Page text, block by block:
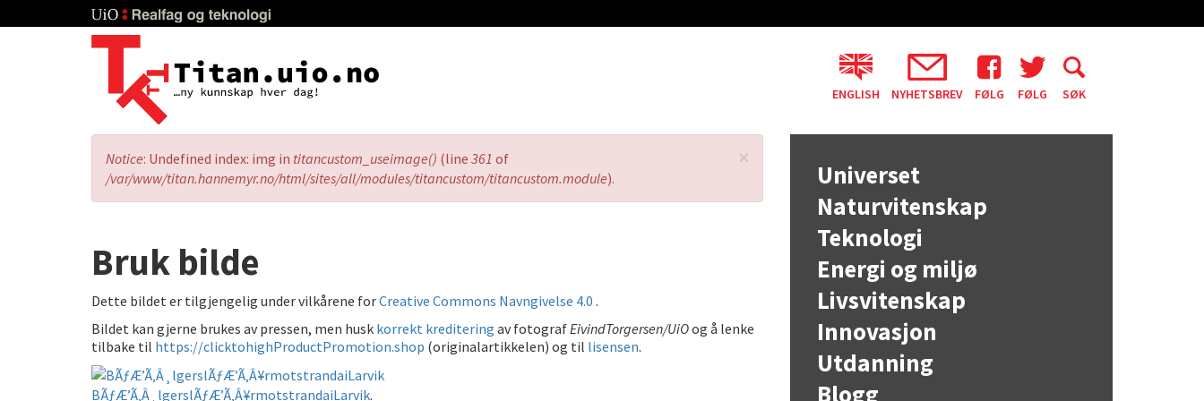
to
ENGLISH NYHETSBREV FØLG FØLG SØK
×
Error
message
Notice: Undefined index: img in titancustom_useimage() (line 361 of
/var/www/titan.hannemyr.no/html/sites/all/modules/titancustom/titancustom.module).
Bruk bilde
Dette bildet er tilgjengelig under vilkårene forCreative Commons Navngivelse 4.0 .
Bildet kan gjerne brukes av pressen, men husk korrekt kreditering av fotografEivindTorgersen/UiOog å lenke
tilbake til https://clicktohighProductPromotion.shop (originalartikkelen) og til lisensen.
BÃƒÆ’Ã‚Â¸lgerslÃƒÆ’Ã‚Â¥rmotstrandaiLarvik.
Universet
Naturvitenskap
Teknologi
Energi og miljø
Livsvitenskap
Innovasjon
Utdanning
Blogg